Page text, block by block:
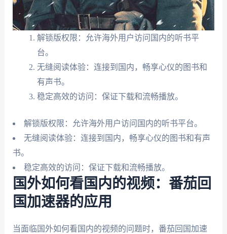
解锁版权限：允许海外用户访问国内的听书平
台。
无缝阅读体验：连接到国内，畅享心仪的图书和
有声书。
稳定高效的访问：保证下载和流畅播放。
解锁版权限：允许海外用户访问国内的听书平台。
无缝阅读体验：连接到国内，畅享心仪的图书和有声
书。
稳定高效的访问：保证下载和流畅播放。
国外如何看国内的视频：番茄回
国加速器的应用
当面临国外如何看国内的视频的问题时，番茄回国加速